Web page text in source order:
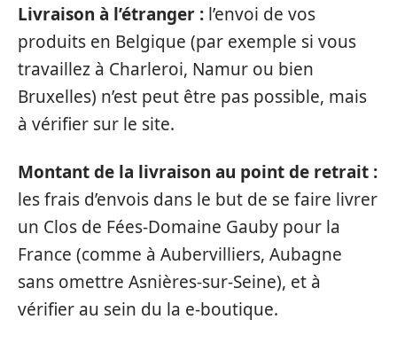
Livraison à l’étranger : l’envoi de vos
produits en Belgique (par exemple si vous
travaillez à Charleroi, Namur ou bien
Bruxelles) n’est peut être pas possible, mais
à vérifier sur le site.
Montant de la livraison au point de retrait :
les frais d’envois dans le but de se faire livrer
un Clos de Fées-Domaine Gauby pour la
France (comme à Aubervilliers, Aubagne
sans omettre Asnières-sur-Seine), et à
vérifier au sein du la e-boutique.